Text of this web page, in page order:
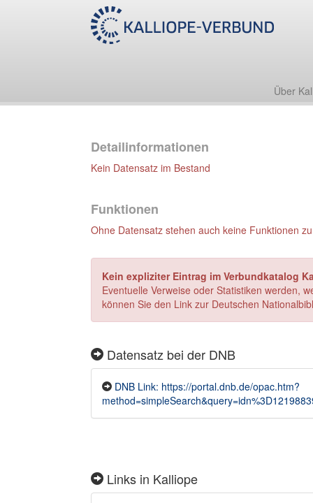
Über
Detailinformationen
Kein Datensatz im Bestand
Funktionen
Ohne Datensatz stehen auch keine Funktionen
Kein expliziter Eintrag im Verbundkatalog
Eventuelle Verweise oder Statistiken werden,
können Sie den Link zur Deutschen
Datensatz bei der DNB
DNB Link: https://portal.dnb.de/opac.htm?
Links in Kalliope